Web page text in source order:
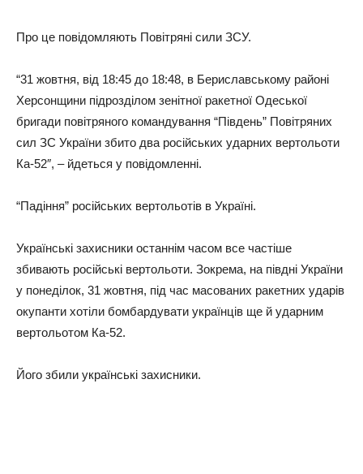
Про це повідомляють Повітряні сили ЗСУ.
“31 жовтня, від 18:45 до 18:48, в Бериславському районі
Херсонщини підрозділом зенітної ракетної Одеської
бригади повітряного командування “Південь” Повітряних
сил ЗС України збито два російських ударних вертольоти
Ка-52″, – йдеться у повідомленні.
“Падіння” російських вертольотів в Україні.
Українські захисники останнім часом все частіше
збивають російські вертольоти. Зокрема, на півдні України
у понеділок, 31 жовтня, під час масованих ракетних ударів
окупанти хотіли бомбардувати українців ще й ударним
вертольотом Ка-52.
Його збили українські захисники.